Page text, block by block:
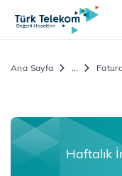
Ana Sayfa ...
Haftalık